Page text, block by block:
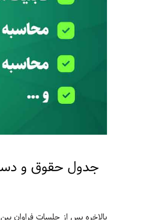
جدول حقوق و دستمزد سال 1400 +
بالاخره پس از جلسات فراوان